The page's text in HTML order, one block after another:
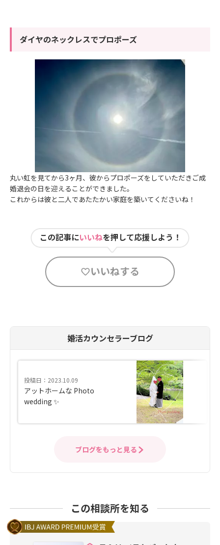
ダイヤのネックレスでプロポーズ
丸い虹を見てから3ヶ月、彼からプロポーズをしていただきご成
婚退会の日を迎えることができました。
これからは彼と二人であたたかい家庭を築いてくださいね！
この記事にいいねを押して応援しよう！
いいねする
婚活カウンセラーブログ
投稿日：2023.10.09
アットホームな Photo
wedding ✨
ブログをもっと見る
この相談所を知る